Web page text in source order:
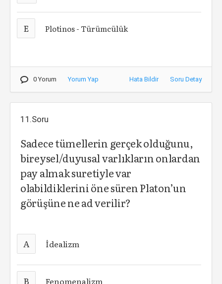
E Plotinos - Türümcülük
0 Yorum Yorum Yap Hata Bildir Soru Detay
11.Soru
Sadece tümellerin gerçek olduğunu,
bireysel/duyusal varlıkların onlardan
pay almak suretiyle var
olabildiklerini öne süren Platon’un
görüşüne ne ad verilir?
A İdealizm
B Fenomenalizm